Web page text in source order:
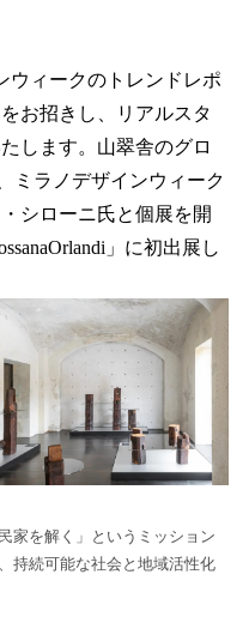
ウィークのトレンドレポ
お招きし、リアルスタ
します。山翠舎のグロ
ミラノデザインウィーク
シローニ氏と個展を開
」に初出展し
家を解く」というミッション
持続可能な社会と地域活性化